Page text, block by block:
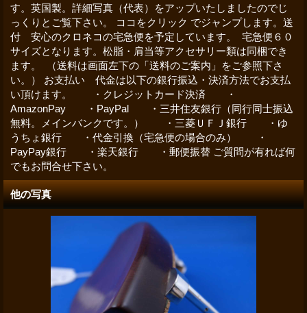
す。英国製。詳細写真（代表）をアップいたしましたのでじ
っくりとご覧下さい。 ココをクリック でジャンプします。送
付 安心のクロネコの宅急便を予定しています。 宅急便６０
サイズとなります。松脂・肩当等アクセサリー類は同梱でき
ます。 （送料は画面左下の「送料のご案内」をご参照下さ
い。） お支払い 代金は以下の銀行振込・決済方法でお支払
い頂けます。 ・クレジットカード決済 ・
AmazonPay ・PayPal ・三井住友銀行（同行同士振込
無料。メインバンクです。） ・三菱ＵＦＪ銀行 ・ゆ
うちょ銀行 ・代金引換（宅急便の場合のみ） ・
PayPay銀行 ・楽天銀行 ・郵便振替 ご質問が有れば何
でもお問合せ下さい。
他の写真